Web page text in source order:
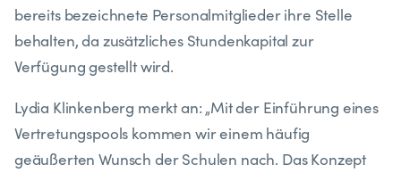
bereits bezeichnete Personalmitglieder ihre Stelle
behalten, da zusätzliches Stundenkapital zur
Verfügung gestellt wird.
Lydia Klinkenberg merkt an: „Mit der Einführung eines
Vertretungspools kommen wir einem häufig
geäußerten Wunsch der Schulen nach. Das Konzept